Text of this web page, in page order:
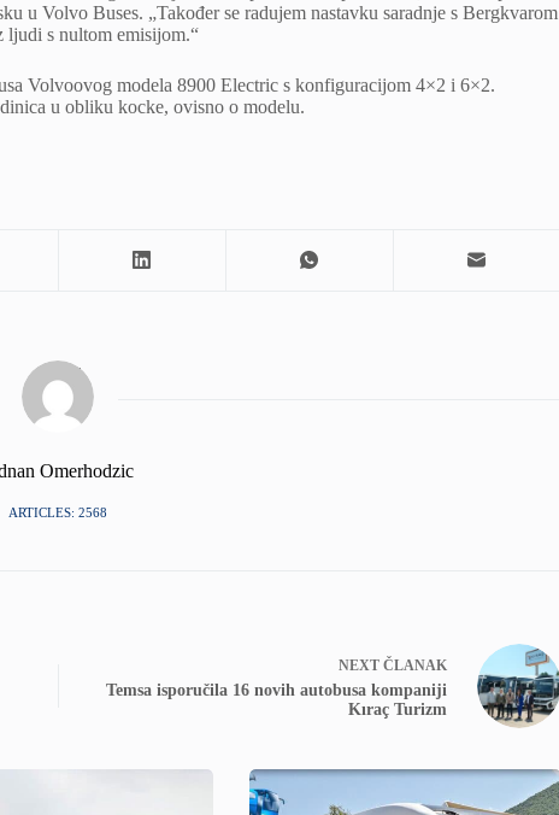
u Volvo Buses. „Također se radujem nastavku saradnje s Bergkvarom
ljudi s nultom emisijom.“
Volvoovog modela 8900 Electric s konfiguracijom 4×2 i 6×2.
u obliku kocke, ovisno o modelu.
Omerhodzic
ARTICLES: 2568
NEXT ČLANAK
Temsa isporučila 16 novih autobusa kompaniji
Kıraç Turizm